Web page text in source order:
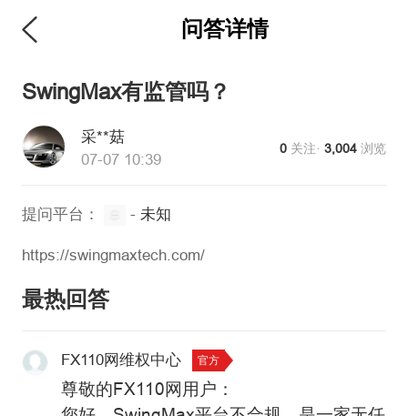
问答详情
SwingMax有监管吗？
采**菇
07-07 10:39
0 关注·3,004 浏览
提问平台： - 未知
https://swingmaxtech.com/
最热回答
FX110网维权中心 官方
尊敬的FX110网用户：